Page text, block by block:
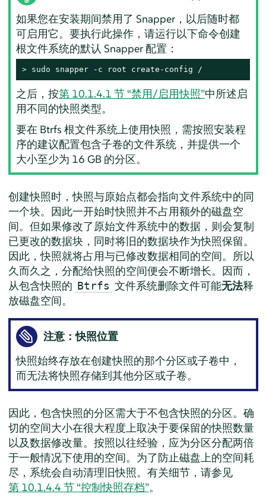
如果您在安装期间禁用了 Snapper，以后随时都
可启用它。要执行此操作，请运行以下命令创建
根文件系统的默认 Snapper 配置：
> sudo snapper -c root create-config /
之后，按第 10.1.4.1 节 “禁用/启用快照”中所述启
用不同的快照类型。
要在 Btrfs 根文件系统上使用快照，需按照安装程
序的建议配置包含子卷的文件系统，并提供一个
大小至少为 16 GB 的分区。
创建快照时，快照与原始点都会指向文件系统中的同
一个块。因此一开始时快照并不占用额外的磁盘空
间。但如果修改了原始文件系统中的数据，则会复制
已更改的数据块，同时将旧的数据块作为快照保留。
因此，快照就将占用与已修改数据相同的空间。所以
久而久之，分配给快照的空间便会不断增长。因而，
从包含快照的 Btrfs 文件系统删除文件可能无法释
放磁盘空间。
注意：快照位置
快照始终存放在创建快照的那个分区或子卷中，
而无法将快照存储到其他分区或子卷。
因此，包含快照的分区需大于不包含快照的分区。确
切的空间大小在很大程度上取决于要保留的快照数量
以及数据修改量。按照以往经验，应为分区分配两倍
于一般情况下使用的空间。为了防止磁盘上的空间耗
尽，系统会自动清理旧快照。有关细节，请参见
第 10.1.4.4 节 “控制快照存档”。